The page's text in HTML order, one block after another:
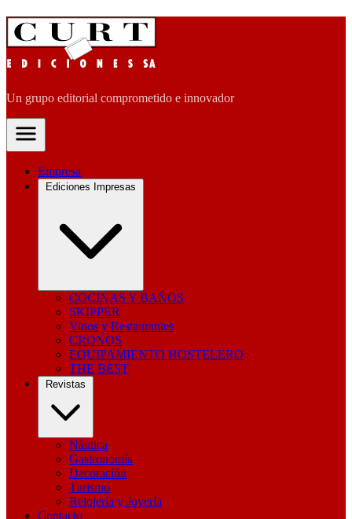
Un grupo editorial comprometido e innovador
Empresa
Ediciones Impresas
COCINAS Y BAÑOS
SKIPPER
Vinos y Restaurantes
CRONOS
EQUIPAMIENTO HOSTELERO
THE BEST
Revistas
Náutica
Gastronomía
Decoración
Turismo
Relojería y Joyería
Contacto